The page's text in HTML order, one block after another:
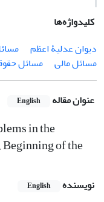
کلیدواژه‌ها
دیوان عدلیۀ اعظم
مسائل مالی
مسائل
عنوان مقاله English
in the
of the
نویسنده English